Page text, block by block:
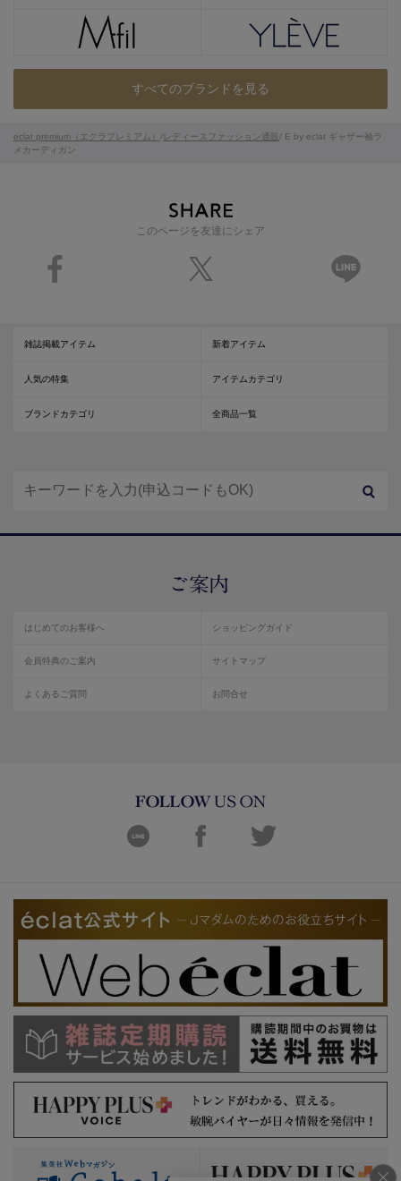
このページを友達にシェア
すべてのブランドを見る
eclat premium（エクラプレミアム） / レディースファッション通販/ E by eclat ギャザー袖ラ
メカーディガン
雑誌掲載アイテム 新着アイテム
人気の特集 アイテムカテゴリ
ブランドカテゴリ 全商品一覧
はじめてのお客様へ ショッピングガイド
会員特典のご案内 サイトマップ
よくあるご質問 お問合せ